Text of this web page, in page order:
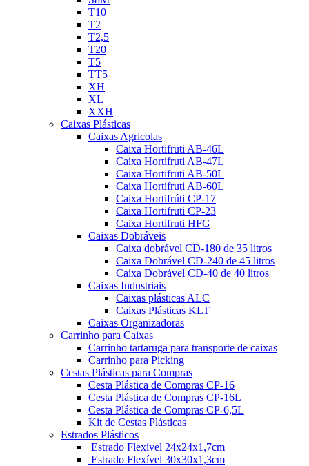
T10
T2
T2,5
T20
T5
TT5
XH
XL
XXH
Caixas Plásticas
Caixas Agricolas
Caixa Hortifruti AB-46L
Caixa Hortifruti AB-47L
Caixa Hortifruti AB-50L
Caixa Hortifruti AB-60L
Caixa Hortifrúti CP-17
Caixa Hortifruti CP-23
Caixa Hortifruti HFG
Caixas Dobráveis
Caixa dobrável CD-180 de 35 litros
Caixa Dobrável CD-240 de 45 litros
Caixa Dobrável CD-40 de 40 litros
Caixas Industriais
Caixas plásticas ALC
Caixas Plásticas KLT
Caixas Organizadoras
Carrinho para Caixas
Carrinho tartaruga para transporte de caixas
Carrinho para Picking
Cestas Plásticas para Compras
Cesta Plástica de Compras CP-16
Cesta Plástica de Compras CP-16L
Cesta Plástica de Compras CP-6,5L
Kit de Cestas Plásticas
Estrados Plásticos
Estrado Flexível 24x24x1,7cm
Estrado Flexível 30x30x1,3cm